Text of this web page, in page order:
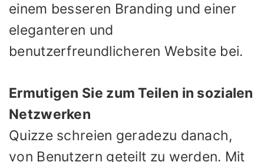
einem besseren Branding und einer
eleganteren und
benutzerfreundlicheren Website bei.
Ermutigen Sie zum Teilen in sozialen
Netzwerken
Quizze schreien geradezu danach,
von Benutzern geteilt zu werden. Mit